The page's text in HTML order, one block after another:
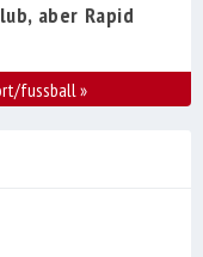
aber Rapid
fussball»